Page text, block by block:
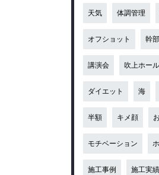
天気 体調管理
オフショット 幹部
講演会 吹上ホール
ダイエット 海
半額 キメ顔
モチベーション
施工事例 施工実績